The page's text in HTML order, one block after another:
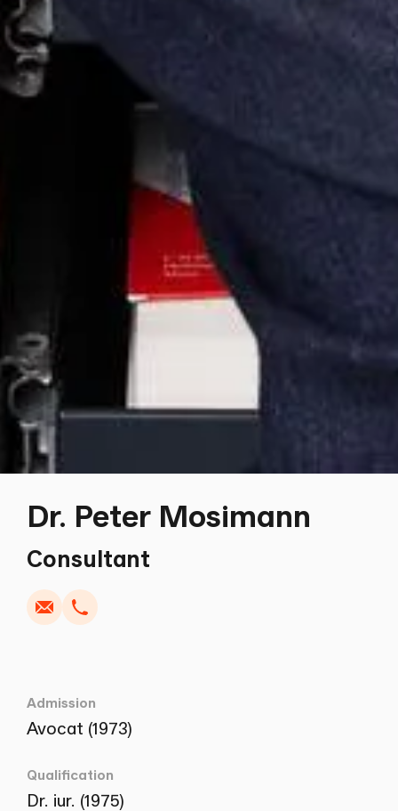
Dr. Peter Mosimann
Consultant
Copier
Admission
Avocat (1973)
Qualification
Dr. iur. (1975)